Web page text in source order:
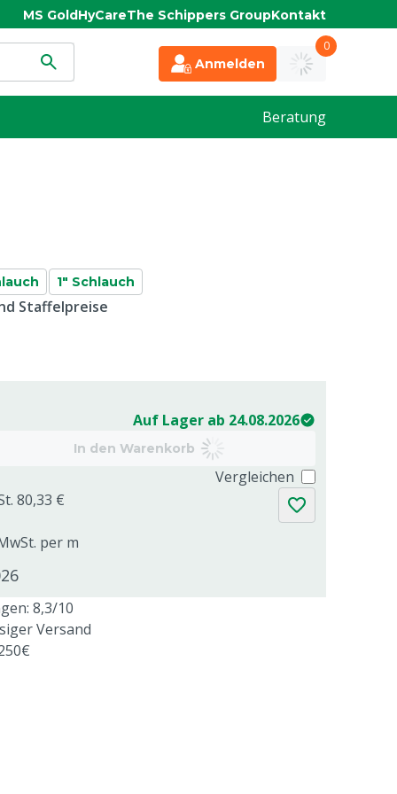
MS GoldHyCareThe Schippers GroupKontakt
Anmelden
0
Beratung
1" Schlauch
Auf Lager ab 24.08.2026
In den Warenkorb
80,33 €
per m
Vergleichen
Staffelpreise
8,3/10
Versand